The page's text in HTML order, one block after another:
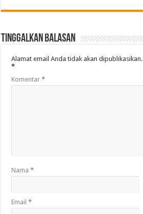
Tinggalkan Balasan
Alamat email Anda tidak akan dipublikasikan.
*
Komentar*
Nama*
Email*